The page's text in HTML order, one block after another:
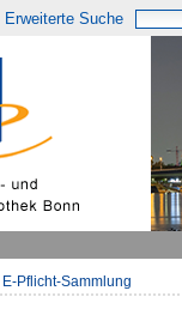
Erweiterte Suche
E-Pflicht-Sammlung